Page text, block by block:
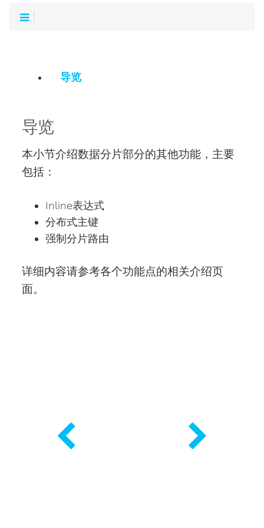
导览
导览
本小节介绍数据分片部分的其他功能，主要
包括：
Inline表达式
分布式主键
强制分片路由
详细内容请参考各个功能点的相关介绍页
面。